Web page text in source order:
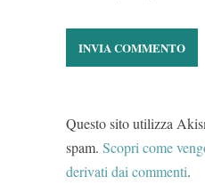
Questo sito utilizza
spam. Scopri come
derivati dai commenti.